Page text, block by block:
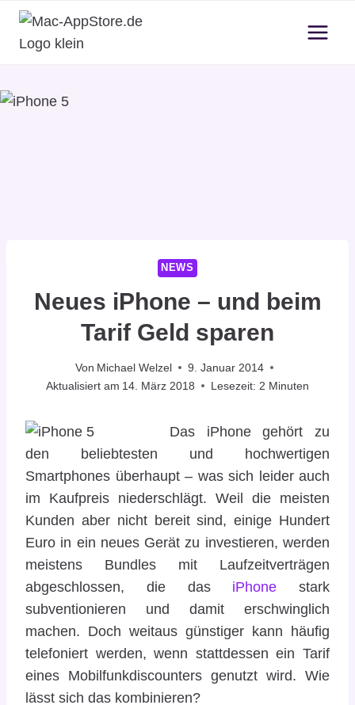
Zum
springen
NEWS
Neues iPhone – und beim
Tarif Geld sparen
Von Michael Welzel
9. Januar 2014
Aktualisiert am 14. März 2018 Lesezeit: 2 Minuten
Das iPhone gehört zu
den beliebtesten und hochwertigen
Smartphones überhaupt – was sich leider auch
im Kaufpreis niederschlägt. Weil die meisten
Kunden aber nicht bereit sind, einige Hundert
Euro in ein neues Gerät zu investieren, werden
meistens Bundles mit Laufzeitverträgen
abgeschlossen, die das iPhone stark
subventionieren und damit erschwinglich
machen. Doch weitaus günstiger kann häufig
telefoniert werden, wenn stattdessen ein Tarif
eines Mobilfunkdiscounters genutzt wird. Wie
lässt sich das kombinieren?